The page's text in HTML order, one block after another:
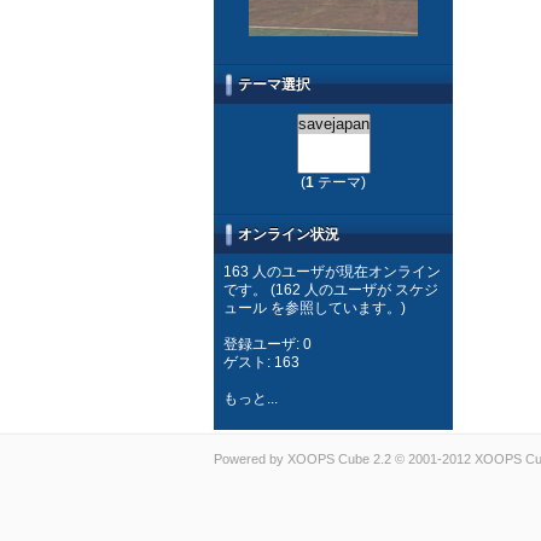
テーマ選択
(1 テーマ)
オンライン状況
163 人のユーザが現在オンライン
です。 (162 人のユーザが スケジ
ュール を参照しています。)
登録ユーザ: 0
ゲスト: 163
もっと...
Powered by XOOPS Cube 2.2 © 2001-2012 XOOPS